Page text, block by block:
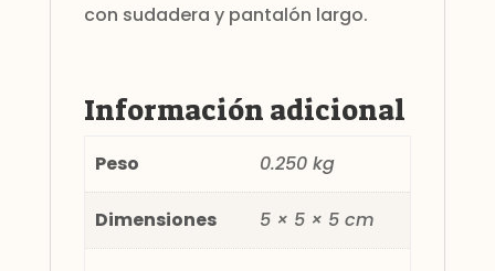
con sudadera y pantalón largo.
Información adicional
Peso 0.250 kg
Dimensiones 5 × 5 × 5 cm